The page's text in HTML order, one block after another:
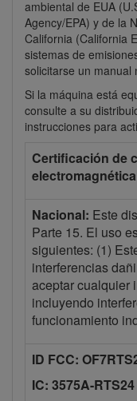
ambiental de EUA
Agency/EPA) y de la
California (California
sistemas de
solicitarse un manual
Si la máquina está
consulte a su
instrucciones para
Certificación de
electromagnética
Nacional: Este
Parte 15. El uso
siguientes: (1)
interferencias
aceptar cualquier
incluyendo
funcionamiento
ID FCC:
IC: 3575A-RTS24